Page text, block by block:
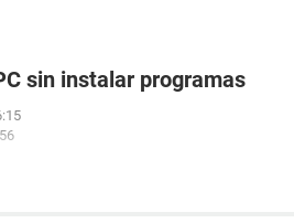
sin instalar programas